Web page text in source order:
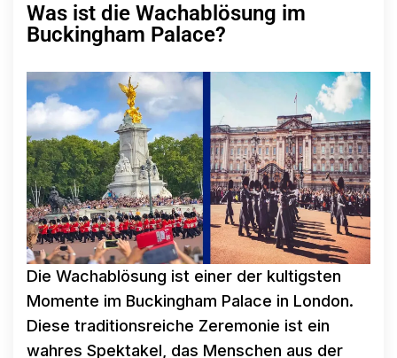
Was ist die Wachablösung im
Buckingham Palace?
Die Wachablösung ist einer der kultigsten
Momente im Buckingham Palace in London.
Diese traditionsreiche Zeremonie ist ein
wahres Spektakel, das Menschen aus der